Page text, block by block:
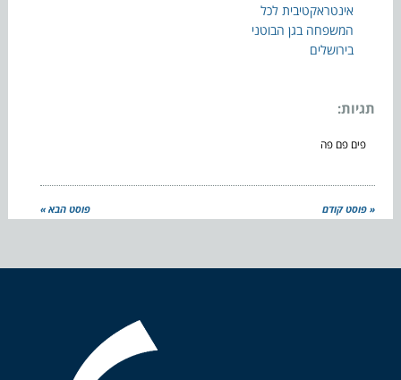
אינטראקטיבית לכל
המשפחה בגן הבוטני
בירושלים
תגיות:
פים פם פה
« פוסט קודם פוסט הבא »